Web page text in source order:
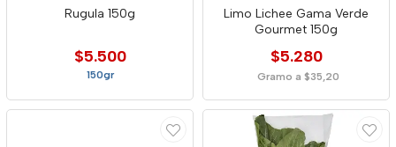
Rugula 150g
$5.500
150gr
Limo Lichee Gama Verde
Gourmet 150g
$5.280
Gramo a $35,20